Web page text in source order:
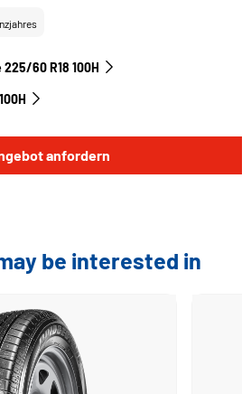
60 R18 100H
anfordern
be interested in